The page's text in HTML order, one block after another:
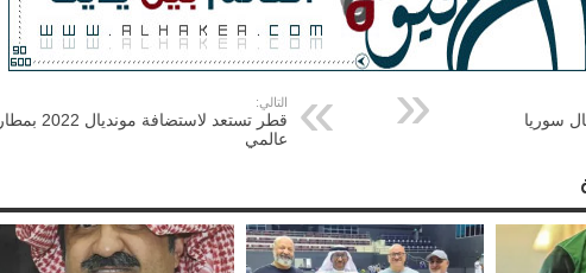
سوريا
التالي:
قطر تستعد لاستضافة مونديال 2022 بمطار
عالمي